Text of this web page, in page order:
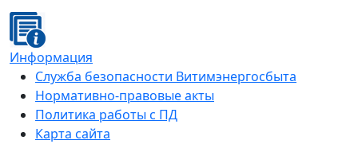
Информация
Служба безопасности Витимэнергосбыта
Нормативно-правовые акты
Политика работы с ПД
Карта сайта